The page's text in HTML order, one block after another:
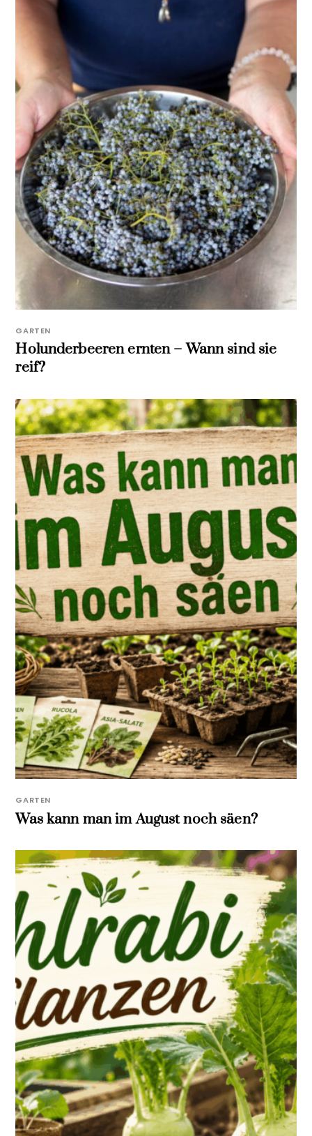
GARTEN
Holunderbeeren ernten – Wann sind sie
reif?
GARTEN
Was kann man im August noch säen?